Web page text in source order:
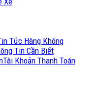
Tức Hàng Không
Tin Cần Biết
Tài Khoản Thanh Toán